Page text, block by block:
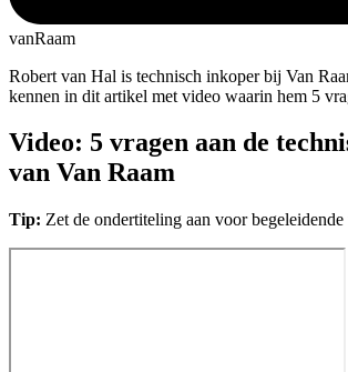
vanRaam
Robert van Hal is technisch inkoper bij Van
kennen in dit artikel met video waarin hem 5
Video: 5 vragen aan de
van Van Raam
Tip: Zet de ondertiteling aan voor begeleidende